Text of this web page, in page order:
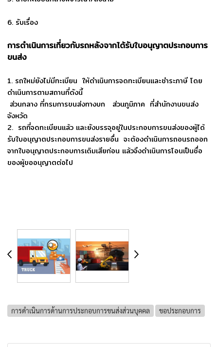
6. รับเรื่อง
การดำเนินการเกี่ยวกับรถหลังจากได้รับใบอนุญาตประกอบการ
ขนส่ง
1. รถใหม่ยังไม่มีทะเบียน ให้ดำเนินการจดทะเบียนและชำระภาษี โดย
ดำเนินการตามสถานที่ดังนี้
ส่วนกลาง ที่กรมการขนส่งทางบก ส่วนภูมิภาค ที่สำนักงานขนส่ง
จังหวัด
2. รถที่จดทะเบียนแล้ว และยังบรรจุอยู่ในประกอบการขนส่งของผู้ได้
รับใบอนุญาตประกอบการขนส่งรายอื่น จะต้องดำเนินการถอนรถออก
จากใบอนุญาตประกอบการเดิมเสียก่อน แล้วจึงดำเนินการโอนเป็นชื่อ
ของผู้ขออนุญาตต่อไป
การดำเนินการด้านการประกอบการขนส่งส่วนบุคคล ขอประกอบการ